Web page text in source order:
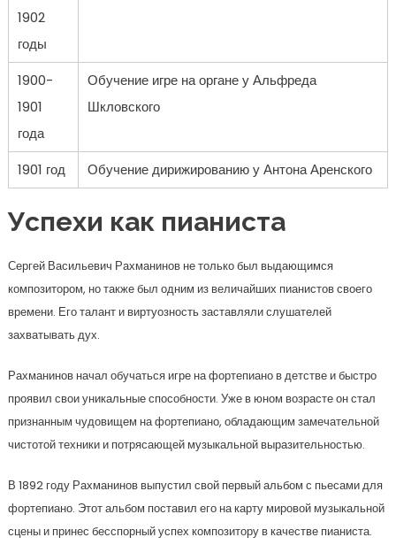
1902
годы
1900-
1901
года
Обучение игре на органе у Альфреда
Шкловского
1901 год Обучение дирижированию у Антона Аренского
Успехи как пианиста
Сергей Васильевич Рахманинов не только был выдающимся
композитором, но также был одним из величайших пианистов своего
времени. Его талант и виртуозность заставляли слушателей
захватывать дух.
Рахманинов начал обучаться игре на фортепиано в детстве и быстро
проявил свои уникальные способности. Уже в юном возрасте он стал
признанным чудовищем на фортепиано, обладающим замечательной
чистотой техники и потрясающей музыкальной выразительностью.
В 1892 году Рахманинов выпустил свой первый альбом с пьесами для
фортепиано. Этот альбом поставил его на карту мировой музыкальной
сцены и принес бесспорный успех композитору в качестве пианиста.